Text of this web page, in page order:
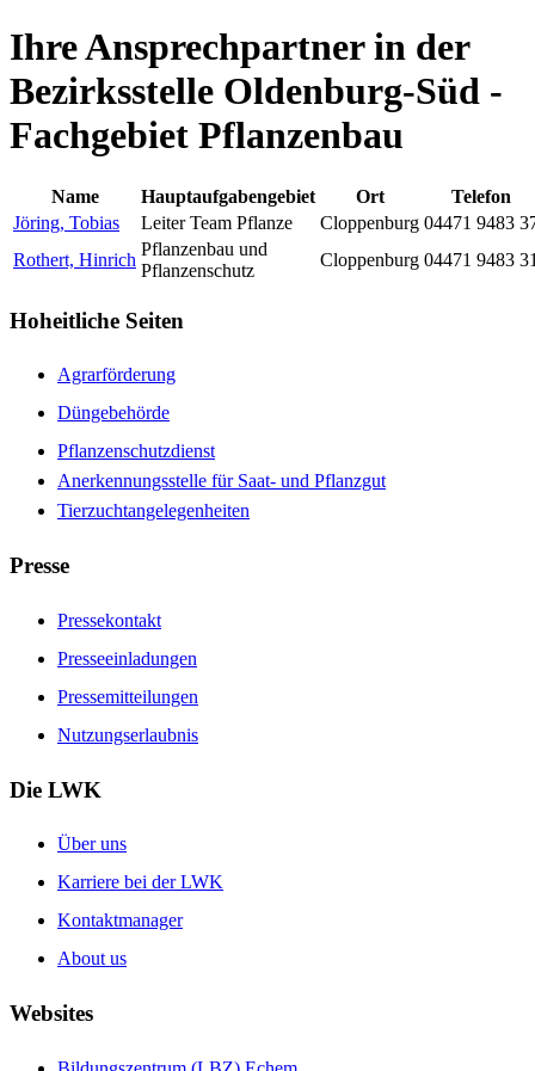
Ihre Ansprechpartner in der
Bezirksstelle Oldenburg-Süd -
Fachgebiet Pflanzenbau
Name Hauptaufgabengebiet Ort
Telefon
Jöring, Tobias
Leiter Team Pflanze Cloppenburg 04471 9483
Rothert, Hinrich
Pflanzenbau und
Pflanzenschutz
Cloppenburg 04471 9483
Hoheitliche Seiten
Agrarförderung
Düngebehörde
Pflanzenschutzdienst
Anerkennungsstelle für Saat- und Pflanzgut
Tierzuchtangelegenheiten
Presse
Pressekontakt
Presseeinladungen
Pressemitteilungen
Nutzungserlaubnis
Die LWK
Über uns
Karriere bei der LWK
Kontaktmanager
About us
Websites